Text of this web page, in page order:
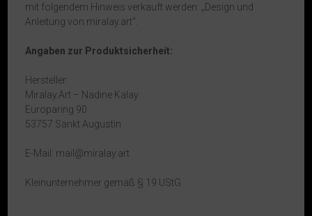
mit folgendem Hinweis verkauft werden: „Design und
Anleitung von miralay.art“.
Angaben zur Produktsicherheit:
Hersteller:
Miralay.Art – Nadine Kalay
Europaring 90
53757 Sankt Augustin
E-Mail: mail@miralay.art
Kleinunternehmer gemäß § 19 UStG